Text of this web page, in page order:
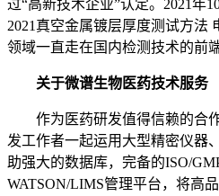
过“高新技术企业”认定。2021年
2021真空金属镀层厚度测试方法
领域一直走在国内检测技术的前端
关于微谱生物医药技术服务
作为医药研发值得信赖的合
发工作者一起运用大型精密仪器
助强大的数据库，完备的ISO/
WATSON/LIMS管理平台，将高